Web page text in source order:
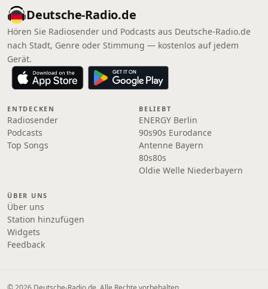
Deutsche-Radio.de
Hören Sie Radiosender und Podcasts aus Deutsche-Radio.de
nach Stadt, Genre oder Stimmung — kostenlos auf jedem
Gerät.
ENTDECKEN
Radiosender
Podcasts
Top Songs
BELIEBT
ENERGY Berlin
90s90s Eurodance
Antenne Bayern
80s80s
Oldie Welle Niederbayern
ÜBER UNS
Über uns
Station hinzufügen
Widgets
Feedback